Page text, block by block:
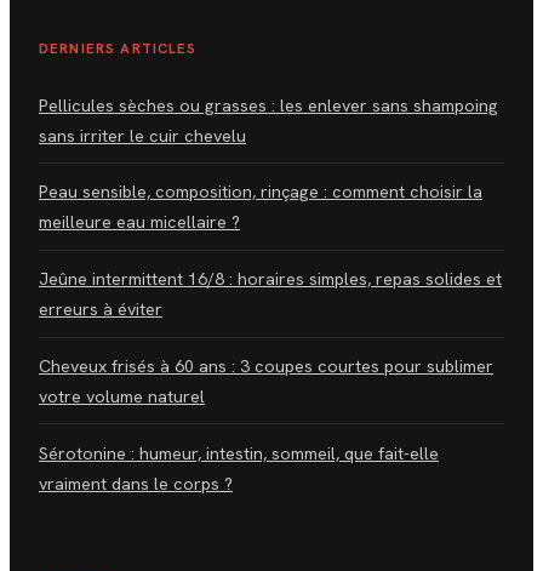
DERNIERS ARTICLES
Pellicules sèches ou grasses : les enlever sans shampoing
sans irriter le cuir chevelu
Peau sensible, composition, rinçage : comment choisir la
meilleure eau micellaire ?
Jeûne intermittent 16/8 : horaires simples, repas solides et
erreurs à éviter
Cheveux frisés à 60 ans : 3 coupes courtes pour sublimer
votre volume naturel
Sérotonine : humeur, intestin, sommeil, que fait-elle
vraiment dans le corps ?